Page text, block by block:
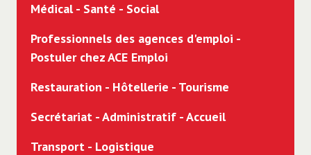
Médical - Santé - Social
Professionnels des agences d'emploi -
Postuler chez ACE Emploi
Restauration - Hôtellerie - Tourisme
Secrétariat - Administratif - Accueil
Transport - Logistique